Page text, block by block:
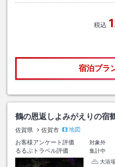
税込
宿泊プラ
鶴の恩返しよみがえりの宿
佐賀県 佐賀市
地図
お客様アンケート評価
対象外
るるぶトラベル評価
集計中
大浴